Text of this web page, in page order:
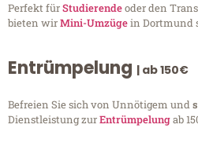
Perfekt fürStudierendeoder den
bieten wirMini-Umzügein Dortmund
Entrümpelung | ab 150€
Befreien Sie sich von Unnötigem und
Dienstleistung zurEntrümpelungab